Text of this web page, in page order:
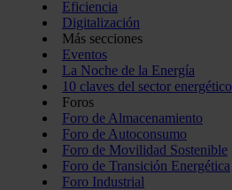
Eficiencia
Digitalización
Más secciones
Eventos
La Noche de la Energía
10 claves del sector energético
Foros
Foro de Almacenamiento
Foro de Autoconsumo
Foro de Movilidad Sostenible
Foro de Transición Energética
Foro Industrial